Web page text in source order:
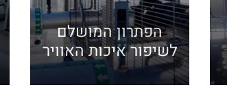
הפתרון המושלם
לשיפור איכות האוויר